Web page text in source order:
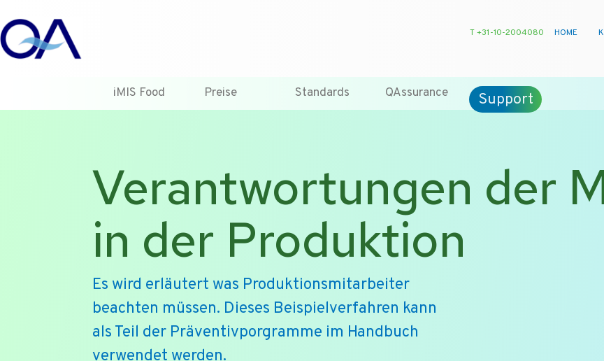
T +31-10-2004080 HOME
iMIS Food Preise Standards QAssurance Support
Verantwortungen der
in der Produktion
Es wird erläutert was Produktionsmitarbeiter
beachten müssen. Dieses Beispielverfahren kann
als Teil der Präventivporgramme im Handbuch
verwendet werden.